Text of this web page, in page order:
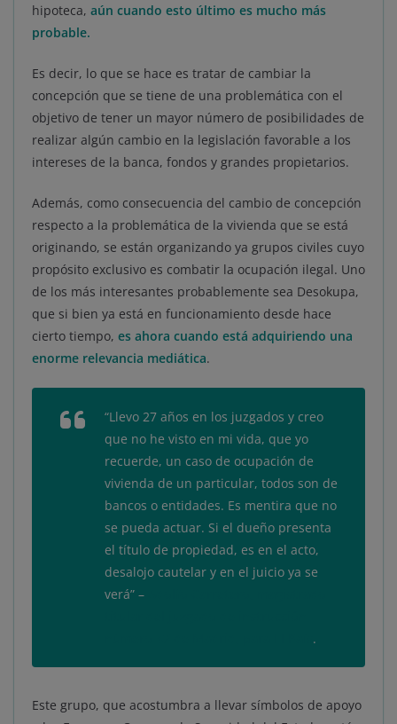
hipoteca, aún cuando esto último es mucho más
probable.
Es decir, lo que se hace es tratar de cambiar la
concepción que se tiene de una problemática con el
objetivo de tener un mayor número de posibilidades de
realizar algún cambio en la legislación favorable a los
intereses de la banca, fondos y grandes propietarios.
Además, como consecuencia del cambio de concepción
respecto a la problemática de la vivienda que se está
originando, se están organizando ya grupos civiles cuyo
propósito exclusivo es combatir la ocupación ilegal. Uno
de los más interesantes probablemente sea Desokupa,
que si bien ya está en funcionamiento desde hace
cierto tiempo, es ahora cuando está adquiriendo una
enorme relevancia mediática.
“Llevo 27 años en los juzgados y creo
que no he visto en mi vida, que yo
recuerde, un caso de ocupación de
vivienda de un particular, todos son de
bancos o entidades. Es mentira que no
se pueda actuar. Si el dueño presenta
el título de propiedad, es en el acto,
desalojo cautelar y en el juicio ya se
verá” –
.
Este grupo, que acostumbra a llevar símbolos de apoyo